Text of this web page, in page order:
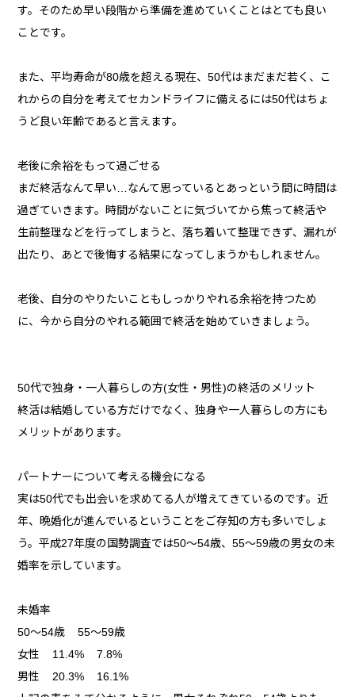
す。そのため早い段階から準備を進めていくことはとても良い
ことです。
また、平均寿命が80歳を超える現在、50代はまだまだ若く、こ
れからの自分を考えてセカンドライフに備えるには50代はちょ
うど良い年齢であると言えます。
老後に余裕をもって過ごせる
まだ終活なんて早い…なんて思っているとあっという間に時間は
過ぎていきます。時間がないことに気づいてから焦って終活や
生前整理などを行ってしまうと、落ち着いて整理できず、漏れが
出たり、あとで後悔する結果になってしまうかもしれません。
老後、自分のやりたいこともしっかりやれる余裕を持つため
に、今から自分のやれる範囲で終活を始めていきましょう。
50代で独身・一人暮らしの方(女性・男性)の終活のメリット
終活は結婚している方だけでなく、独身や一人暮らしの方にも
メリットがあります。
パートナーについて考える機会になる
実は50代でも出会いを求めてる人が増えてきているのです。近
年、晩婚化が進んでいるということをご存知の方も多いでしょ
う。平成27年度の国勢調査では50〜54歳、55〜59歳の男女の未
婚率を示しています。
未婚率
50〜54歳 55〜59歳
女性 11.4% 7.8%
男性 20.3% 16.1%